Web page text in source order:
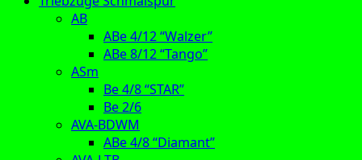
AB
ABe 4/12 “Walzer”
ABe 8/12 “Tango”
ASm
Be 4/8 “STAR”
Be 2/6
AVA-BDWM
ABe 4/8 “Diamant”